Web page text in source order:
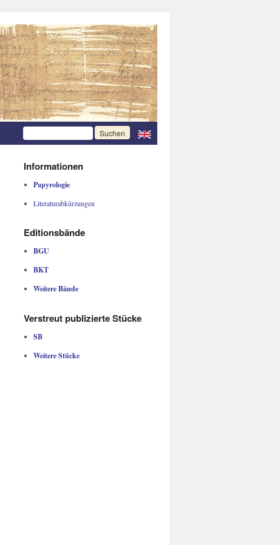
Informationen
Papyrologie
Literaturabkürzungen
Editionsbände
BGU
BKT
Weitere Bände
Verstreut publizierte Stücke
SB
Weitere Stücke